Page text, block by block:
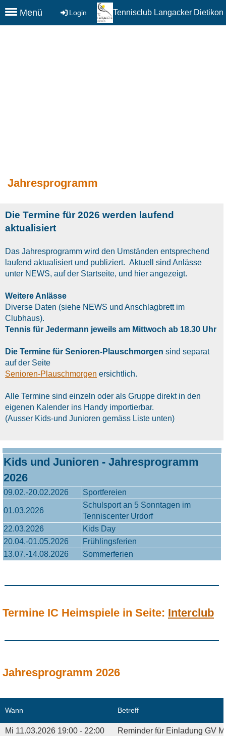
Menü Login Tennisclub Langacker Dietikon
Jahresprogramm
Die Termine für 2026 werden laufend
aktualisiert
Das Jahresprogramm wird den Umständen entsprechend
laufend aktualisiert und publiziert. Aktuell sind Anlässe
unter NEWS, auf der Startseite, und hier angezeigt.
Weitere Anlässe
Diverse Daten (siehe NEWS und Anschlagbrett im
Clubhaus).
Tennis für Jedermann jeweils am Mittwoch ab 18.30 Uhr
Die Termine für Senioren-Plauschmorgen sind separat
auf der Seite
Senioren-Plauschmorgen ersichtlich.
Alle Termine sind einzeln oder als Gruppe direkt in den
eigenen Kalender ins Handy importierbar.
(Ausser Kids-und Junioren gemäss Liste unten)
Kids und Junioren - Jahresprogramm
2026
09.02.-20.02.2026 Sportfereien
01.03.2026
Schulsport an 5 Sonntagen im
Tenniscenter Urdorf
22.03.2026
Kids Day
20.04.-01.05.2026
Frühlingsferien
13.07.-14.08.2026
Sommerferien
Termine IC Heimspiele in Seite: Interclub
Jahresprogramm 2026
Wann Betreff
Mi 11.03.2026 19:00 - 22:00
Reminder für Einladung GV